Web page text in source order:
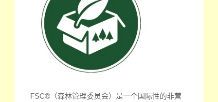
FSC®（森林管理委员会）是一个国际性的非营